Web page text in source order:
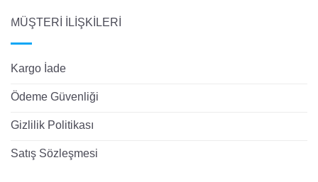
MÜŞTERİ İLİŞKİLERİ
Kargo İade
Ödeme Güvenliği
Gizlilik Politikası
Satış Sözleşmesi